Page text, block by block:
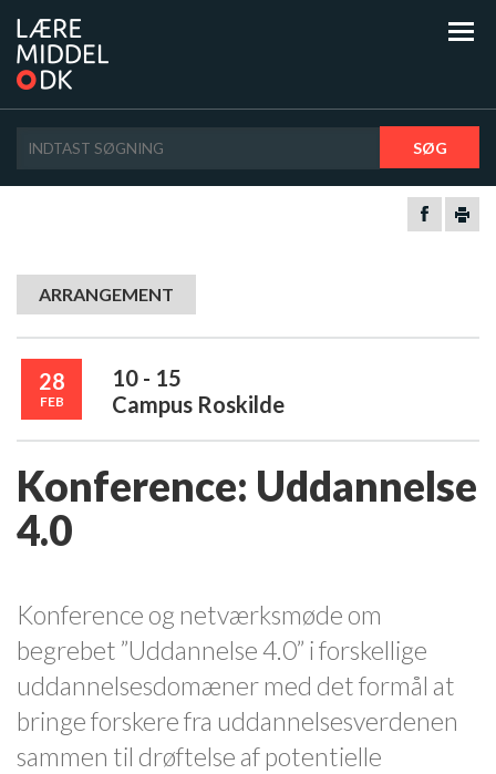
SØG
ARRANGEMENT
28
FEB
10 - 15
Campus Roskilde
Konference: Uddannelse
4.0
Konference og netværksmøde om
begrebet ”Uddannelse 4.0” i forskellige
uddannelsesdomæner med det formål at
bringe forskere fra uddannelsesverdenen
sammen til drøftelse af potentielle